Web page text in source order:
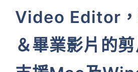
Video Editor
＆畢業影片的剪